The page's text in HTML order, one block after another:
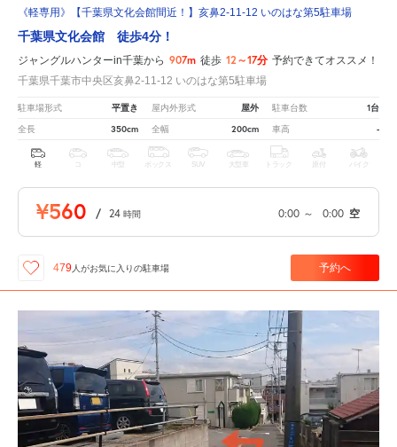
《軽専用》【千葉県文化会館間近！】亥鼻2-11-12 いのはな第5駐車場
千葉県文化会館 徒歩4分！
ジャングルハンターin千葉から 907m 徒歩 12～17分 予約できてオススメ！
千葉県千葉市中央区亥鼻2-11-12 いのはな第5駐車場
駐車場形式 平置き 屋内外形式 屋外 駐車台数 1台
全長 350cm 全幅 200cm 車高 -
軽 中型 ボックス SUV 大型車 トラック 原付 バイク
¥560 / 24 時間 0:00 ～ 0:00 空
479人がお気に入りの駐車場 予約へ